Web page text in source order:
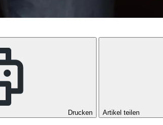
Drucken Artikel teilen